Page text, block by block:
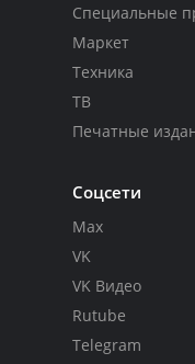
Специальные
Маркет
Техника
ТВ
Печатные
Соцсети
Max
VK
VK Видео
Rutube
Telegram